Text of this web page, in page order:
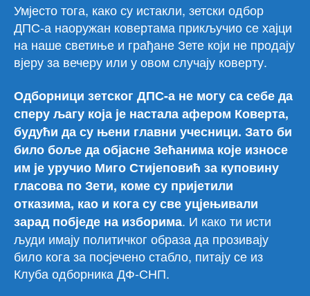
Умјесто тога, како су истакли, зетски одбор
ДПС-а наоружан ковертама прикључио се хајци
на наше светиње и грађане Зете који не продају
вјеру за вечеру или у овом случају коверту.
Одборници зетског ДПС-а не могу са себе да
сперу љагу која је настала афером Коверта,
будући да су њени главни учесници. Зато би
било боље да објасне Зећанима које износе
им је уручио Миго Стијеповић за куповину
гласова по Зети, коме су пријетили
отказима, као и кога су све уцјењивали
зарад побједе на изборима. И како ти исти
људи имају политичког образа да прозивају
било кога за посјечено стабло, питају се из
Клуба одборника ДФ-СНП.